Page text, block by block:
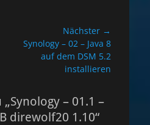
Nächster →
Nächster
Beitrag:
Synology – 02 – Java 8
auf dem DSM 5.2
installieren
– 01.1 –
direwolf20 1.10“